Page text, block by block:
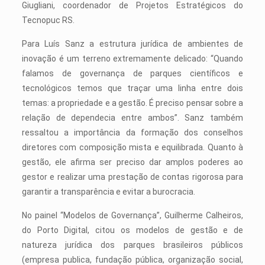
Giugliani, coordenador de Projetos Estratégicos do
Tecnopuc RS.
Para Luís Sanz a estrutura jurídica de ambientes de
inovação é um terreno extremamente delicado: “Quando
falamos de governança de parques científicos e
tecnológicos temos que traçar uma linha entre dois
temas: a propriedade e a gestão. É preciso pensar sobre a
relação de dependecia entre ambos”. Sanz também
ressaltou a importância da formação dos conselhos
diretores com composição mista e equilibrada. Quanto à
gestão, ele afirma ser preciso dar amplos poderes ao
gestor e realizar uma prestação de contas rigorosa para
garantir a transparência e evitar a burocracia.
No painel “Modelos de Governança”, Guilherme Calheiros,
do Porto Digital, citou os modelos de gestão e de
natureza jurídica dos parques brasileiros públicos
(empresa publica, fundação pública, organização social,